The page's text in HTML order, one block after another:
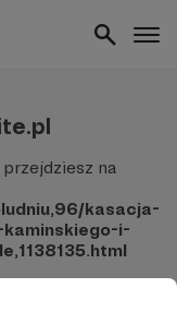
na
kasacja-
i-